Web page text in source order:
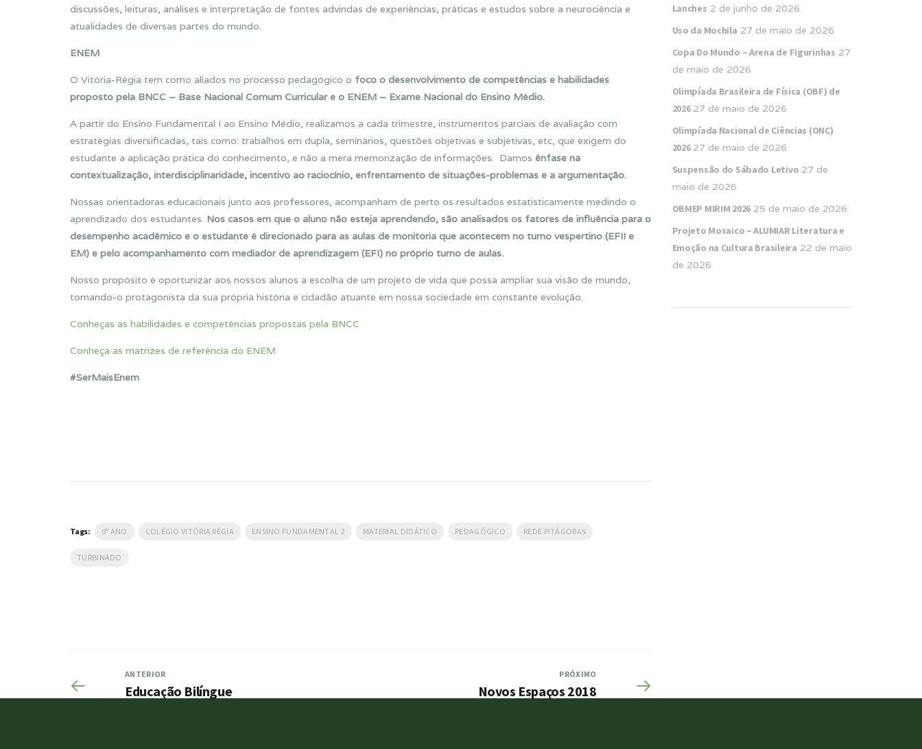
discussões, leituras, análises e interpretação de fontes advindas de experiências, práticas e estudos sobre a neurociência e
atualidades de diversas partes do mundo.
ENEM
O Vitória-Régia tem como aliados no processo pedagógico o foco o desenvolvimento de competências e habilidades
proposto pela BNCC – Base Nacional Comum Curricular e o ENEM – Exame Nacional do Ensino Médio.
A partir do Ensino Fundamental I ao Ensino Médio, realizamos a cada trimestre, instrumentos parciais de avaliação com
estratégias diversificadas, tais como: trabalhos em dupla, seminários, questões objetivas e subjetivas, etc, que exigem do
estudante a aplicação prática do conhecimento, e não a mera memorização de informações. Damos ênfase na
contextualização, interdisciplinaridade, incentivo ao raciocínio, enfrentamento de situações-problemas e a argumentação.
Nossas orientadoras educacionais junto aos professores, acompanham de perto os resultados estatisticamente medindo o
aprendizado dos estudantes. Nos casos em que o aluno não esteja aprendendo, são analisados os fatores de influência para o
desempenho acadêmico e o estudante é direcionado para as aulas de monitoria que acontecem no turno vespertino (EFII e
EM) e pelo acompanhamento com mediador de aprendizagem (EFI) no próprio turno de aulas.
Nosso propósito é oportunizar aos nossos alunos a escolha de um projeto de vida que possa ampliar sua visão de mundo,
tornando-o protagonista da sua própria história e cidadão atuante em nossa sociedade em constante evolução.
Conheças as habilidades e competências propostas pela BNCC
Conheça as matrizes de referência do ENEM
#SerMaisEnem
Tags: 9º ANO COLÉGIO VITÓRIA RÉGIA ENSINO FUNDAMENTAL 2 MATERIAL DIDÁTICO PEDAGÓGICO REDE PITÁGORAS
TURBINADO
ANTERIOR
Educação Bilíngue
PRÓXIMO
Novos Espaços 2018
Lanches 2 de junho de 2026
Uso da Mochila 27 de maio de 2026
Copa Do Mundo – Arena de Figurinhas 27
de maio de 2026
Olimpíada Brasileira de Física (OBF) de
2026 27 de maio de 2026
Olimpíada Nacional de Ciências (ONC)
2026 27 de maio de 2026
Suspensão do Sábado Letivo 27 de
maio de 2026
OBMEP MIRIM 2026 25 de maio de 2026
Projeto Mosaico – ALUMIAR Literatura e
Emoção na Cultura Brasileira 22 de maio
de 2026